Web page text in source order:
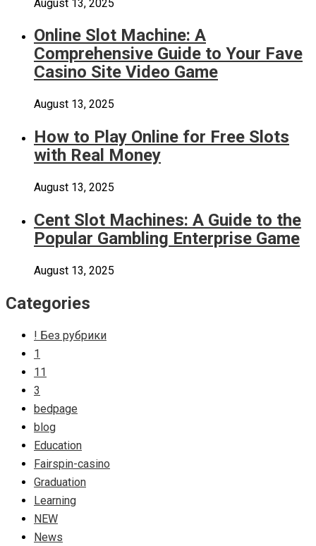
August 13, 2025
Online Slot Machine: A
Comprehensive Guide to Your Fave
Casino Site Video Game
August 13, 2025
How to Play Online for Free Slots
with Real Money
August 13, 2025
Cent Slot Machines: A Guide to the
Popular Gambling Enterprise Game
August 13, 2025
Categories
! Без рубрики
1
11
3
bedpage
blog
Education
Fairspin-casino
Graduation
Learning
NEW
News